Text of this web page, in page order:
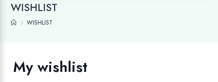
WISHLIST
WISHLIST
My wishlist